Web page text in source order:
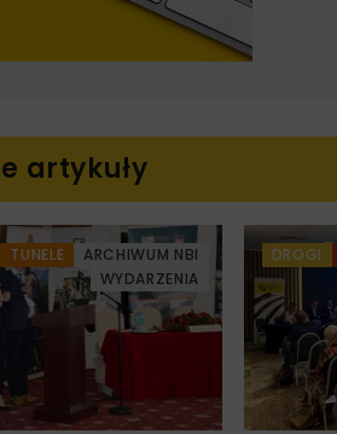
artykuły
TUNELE
ARCHIWUM NBI
WYDARZENIA
DROGI